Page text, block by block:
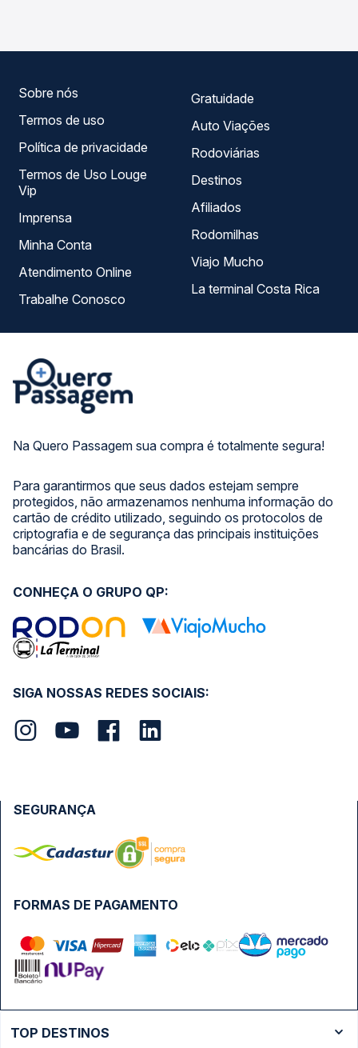
Na Quero Passagem sua compra é totalmente segura!
Para garantirmos que seus dados estejam sempre
protegidos, não armazenamos nenhuma informação do
cartão de crédito utilizado, seguindo os protocolos de
criptografia e de segurança das principais instituições
bancárias do Brasil.
Sobre nós
Termos de uso
Política de privacidade
Termos de Uso Louge
Vip
Imprensa
Minha Conta
Atendimento Online
Trabalhe Conosco
Gratuidade
Auto Viações
Rodoviárias
Destinos
Afiliados
Rodomilhas
Viajo Mucho
La terminal Costa Rica
SIGA NOSSAS REDES SOCIAIS:
CONHEÇA O GRUPO QP:
FORMAS DE PAGAMENTO
SEGURANÇA
TOP DESTINOS